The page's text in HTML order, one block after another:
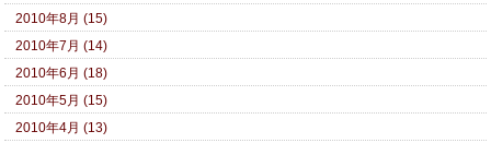
2010年8月 (15)
2010年7月 (14)
2010年6月 (18)
2010年5月 (15)
2010年4月 (13)